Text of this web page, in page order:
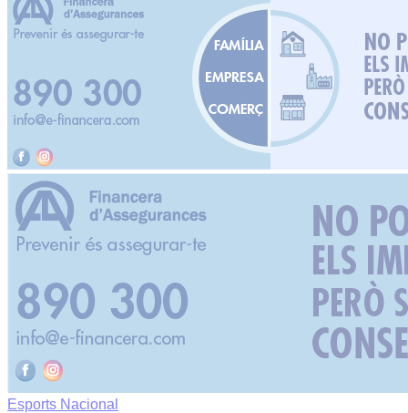
Esports Nacional